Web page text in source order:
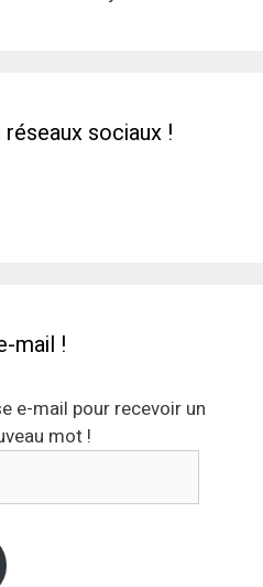
sociaux !
mail !
e-mail pour recevoir un
mot !